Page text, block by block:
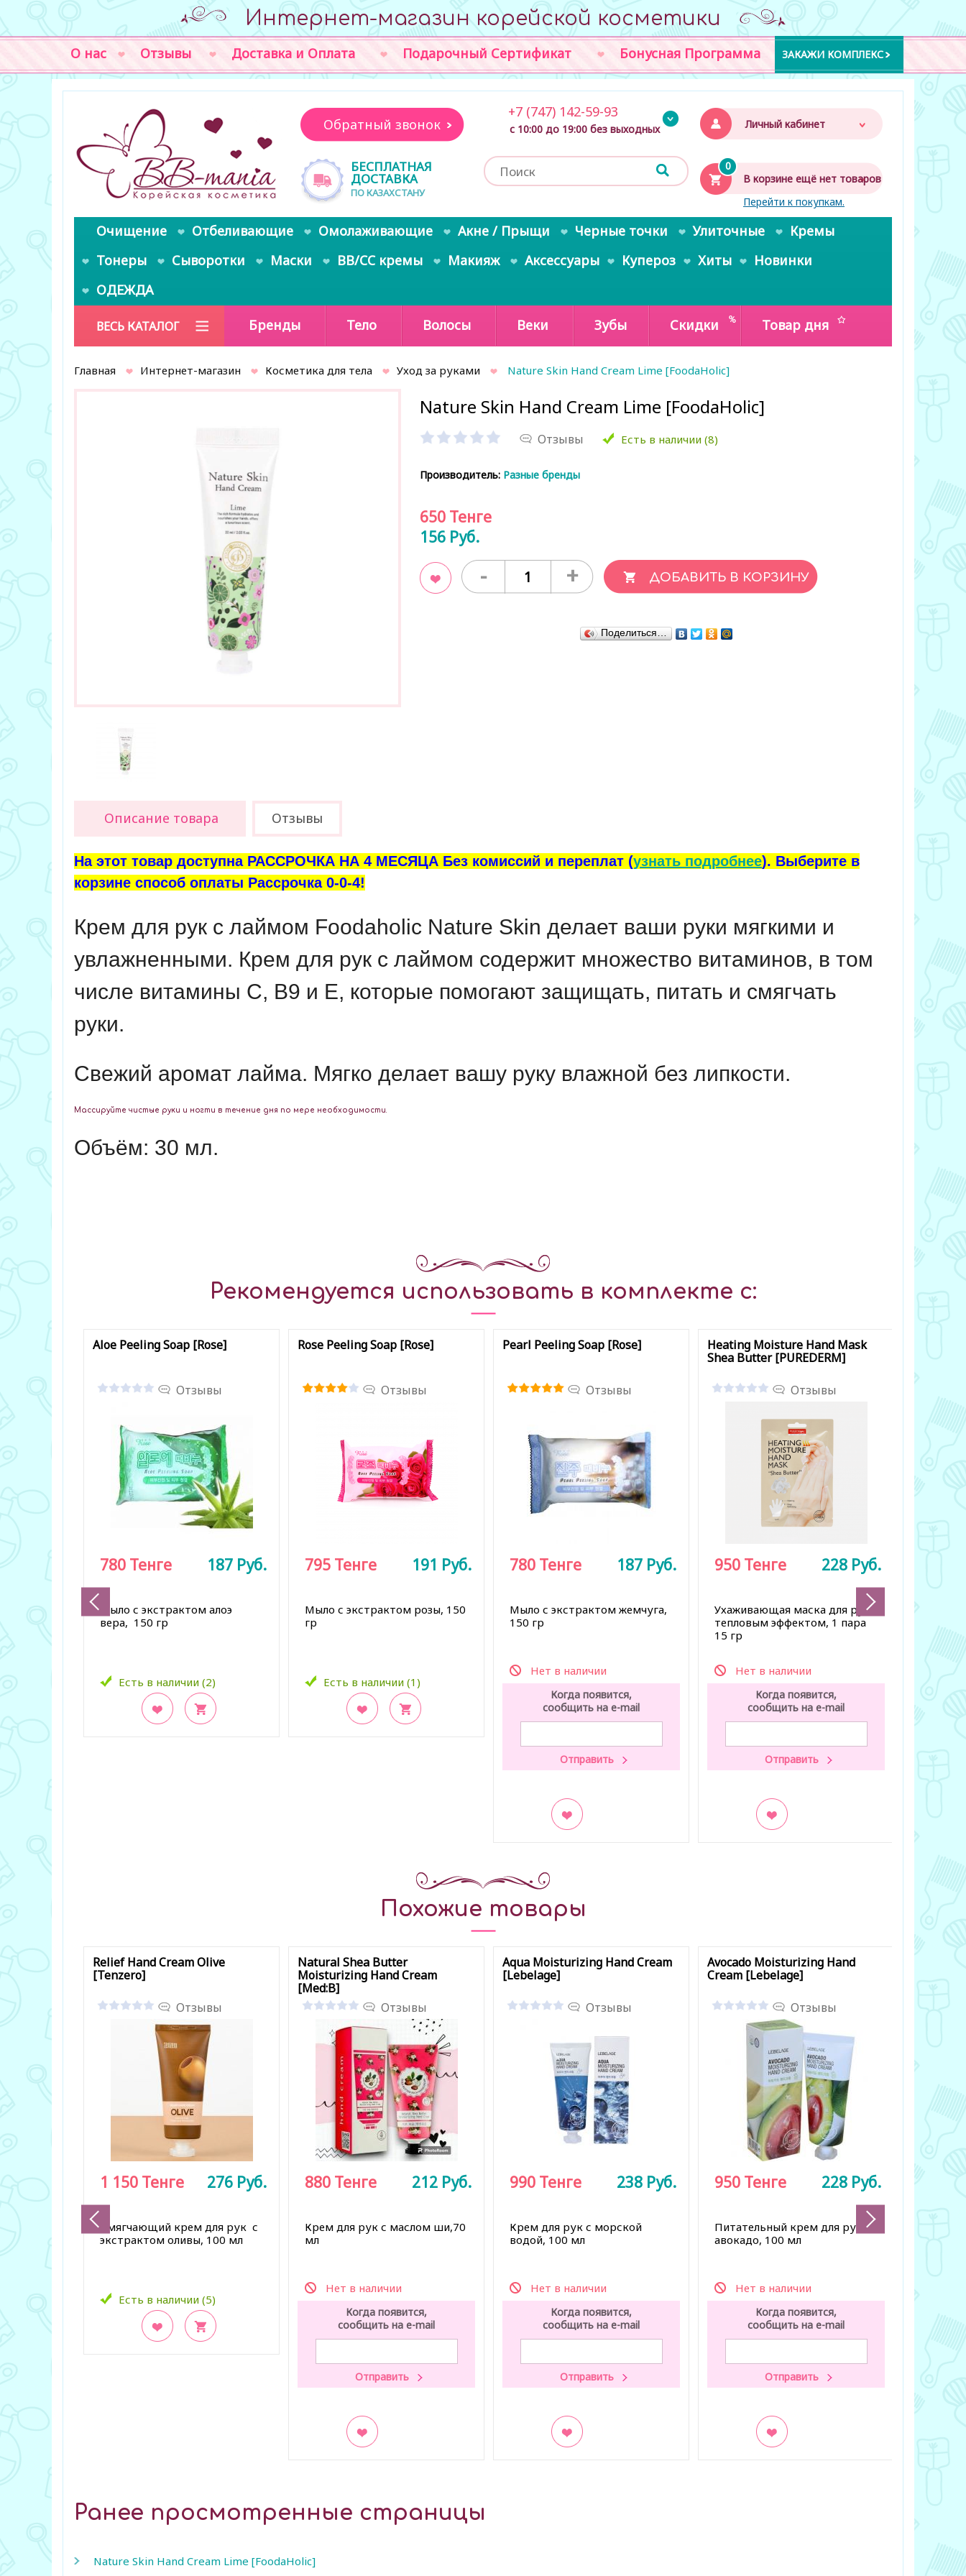
Интернет-магазин корейской косметики
О нас Отзывы Доставка и Оплата Подарочный Сертификат Бонусная Программа ЗАКАЖИ КОМПЛЕКС
Личный кабинет
0
В корзине ещё нет товаров
Перейти к покупкам.
Обратный звонок
БЕСПЛАТНАЯ
ДОСТАВКА
ПО КАЗАХСТАНУ
+7 (747) 142-59-93
с 10:00 до 19:00 без выходных
Очищение Отбеливающие Омолаживающие Акне / Прыщи Черные точки Улиточные
Кремы
Тонеры
Сыворотки Маски BB/CC кремы Макияж Аксессуары Купероз Хиты
Новинки
ОДЕЖДА
ВЕСЬ КАТАЛОГ Бренды Тело Волосы Веки Зубы Скидки Товар дня
Главная Интернет-магазин Косметика для тела Уход за руками Nature Skin Hand Cream Lime [FoodaHolic]
Nature Skin Hand Cream Lime [FoodaHolic]
Отзывы Есть в наличии (8)
Производитель: Разные бренды
650 Тенге
156 Руб.
- +
Поделиться…
Описание товара Отзывы
На этот товар доступна РАССРОЧКА НА 4 МЕСЯЦА Без комиссий и переплат (узнать подробнее). Выберите в
корзине способ оплаты Рассрочка 0-0-4!
Крем для рук с лаймом Foodaholic Nature Skin делает ваши руки мягкими и
увлажненными. Крем для рук с лаймом содержит множество витаминов, в том
числе витамины С, В9 и Е, которые помогают защищать, питать и смягчать
руки.
Свежий аромат лайма. Мягко делает вашу руку влажной без липкости.
Массируйте чистые руки и ногти в течение дня по мере необходимости.
Объём: 30 мл.
Рекомендуется использовать в комплекте с:
Aloe Peeling Soap [Rose]
Отзывы
Мыло с экстрактом алоэ
вера, 150 гр
Есть в наличии (2)
780 Тенге 187 Руб.
Rose Peeling Soap [Rose]
Отзывы
Мыло с экстрактом розы, 150
гр
Есть в наличии (1)
795 Тенге 191 Руб.
Pearl Peeling Soap [Rose]
Отзывы
Мыло с экстрактом жемчуга,
150 гр
Нет в наличии
780 Тенге 187 Руб.
Когда появится,
сообщить на e-mail
Heating Moisture Hand Mask
Shea Butter [PUREDERM]
Отзывы
Ухаживающая маска для рук с
тепловым эффектом, 1 пара
15 гр
Нет в наличии
950 Тенге 228 Руб.
Когда появится,
сообщить на e-mail
Похожие товары
Relief Hand Cream Olive
[Tenzero]
Отзывы
Смягчающий крем для рук с
экстрактом оливы, 100 мл
Есть в наличии (5)
1 150 Тенге 276 Руб.
Natural Shea Butter
Moisturizing Hand Cream
[Med:B]
Отзывы
Крем для рук с маслом ши,70
мл
Нет в наличии
880 Тенге 212 Руб.
Когда появится,
сообщить на e-mail
Aqua Moisturizing Hand Cream
[Lebelage]
Отзывы
Крем для рук с морской
водой, 100 мл
Нет в наличии
990 Тенге 238 Руб.
Когда появится,
сообщить на e-mail
Avocado Moisturizing Hand
Cream [Lebelage]
Отзывы
Питательный крем для рук с
авокадо, 100 мл
Нет в наличии
950 Тенге 228 Руб.
Когда появится,
сообщить на e-mail
Ранее просмотренные страницы
Nature Skin Hand Cream Lime [FoodaHolic]